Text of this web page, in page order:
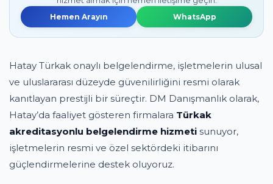
Hemen Arayın WhatsApp
Hatay Türkak onaylı belgelendirme, işletmelerin ulusal
ve uluslararası düzeyde güvenilirliğini resmi olarak
kanıtlayan prestijli bir süreçtir. DM Danışmanlık olarak,
Hatay’da faaliyet gösteren firmalara Türkak
akreditasyonlu belgelendirme hizmeti sunuyor,
işletmelerin resmi ve özel sektördeki itibarını
güçlendirmelerine destek oluyoruz.